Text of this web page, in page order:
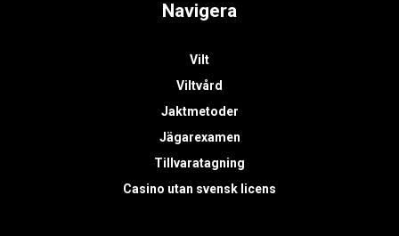
Navigera
Vilt
Viltvård
Jaktmetoder
Jägarexamen
Tillvaratagning
Casino utan svensk licens